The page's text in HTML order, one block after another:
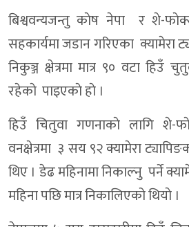
बिश्ववन्यजन्तु काेष नेपा र शे-
सहकार्यमा जडान गरिएका क्यामेरा
निकुञ्ज क्षेत्रमा मात्र ९० वटा हिउँ
रहेकाे पाइएकाे हाे ।
हिउँ चितुवा गणनाकाे लागि शे-
वनक्षेत्रमा ३ सय ९२ क्यामेरा
थिए । डेढ महिनामा निकाल्नु पर्ने
महिना पछि मात्र निकालिएको थियाे ।